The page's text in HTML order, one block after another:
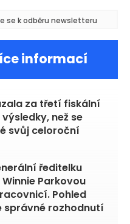
se k odběru newsletteru
informací
za třetí fiskální
než se
svůj celoroční
ředitelku
Parkovou
Pohled
správné rozhodnutí